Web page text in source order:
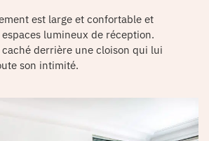
est large et confortable et
lumineux de réception.
caché derrière une cloison qui lui
son intimité.